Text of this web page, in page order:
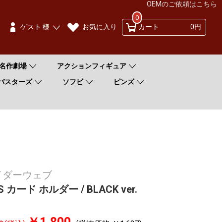
OEMのご依頼はこちら
ゲスト 様 お気に入り カート 0円
0
作劇場
アクションフィギュア
スターズ
ソフビ ピンズ
ーウェブ
カード ホルダー / BLACK ver.